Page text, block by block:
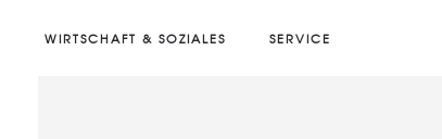
WIRTSCHAFT & SOZIALES SERVICE